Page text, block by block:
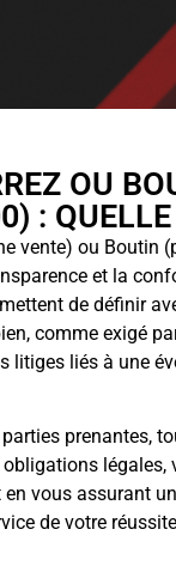
OU
:
vente) ou Boutin
et la
de définir
comme exigé
litiges liés à une
prenantes,
obligations
vous assurant
de votre